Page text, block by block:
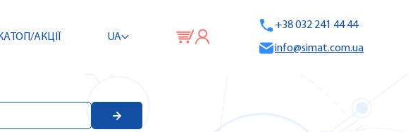
ТОП/АКЦІЇ UA
+38 032 241 44 44
info@simat.com.ua